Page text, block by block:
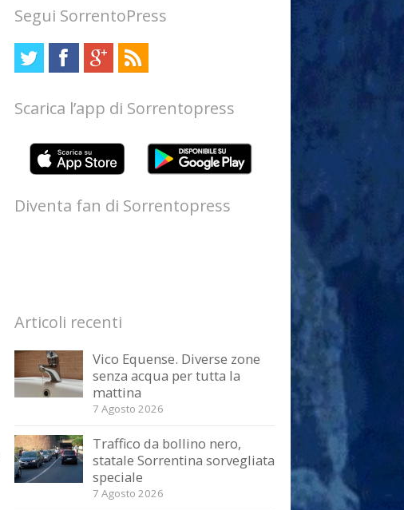
Segui SorrentoPress
Scarica l’app di Sorrentopress
Diventa fan di Sorrentopress
Articoli recenti
Vico Equense. Diverse zone
senza acqua per tutta la
mattina
7 Agosto 2026
Traffico da bollino nero,
statale Sorrentina sorvegliata
speciale
7 Agosto 2026